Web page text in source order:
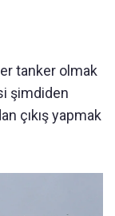
tanker olmak
şimdiden
çıkış yapmak